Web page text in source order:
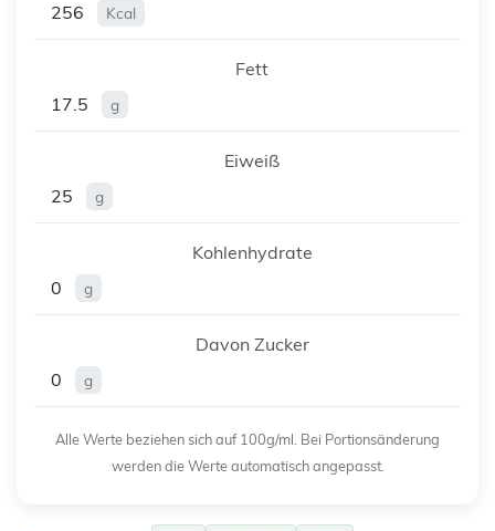
256
Kcal
Fett
17.5
g
Eiweiß
25
g
Kohlenhydrate
0
g
Davon Zucker
0
g
Alle Werte beziehen sich auf 100g/ml. Bei Portionsänderung
werden die Werte automatisch angepasst.